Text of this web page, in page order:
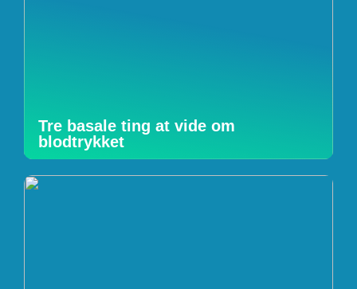
Tre basale ting at vide om
blodtrykket